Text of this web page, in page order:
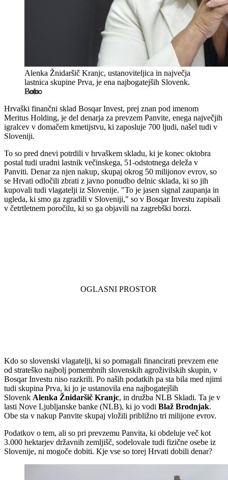
Alenka Žnidaršič Kranjc, ustanoviteljica in največja
lastnica skupine Prva, je ena najbogatejših Slovenk.
Bobo
Hrvaški finančni sklad Bosqar Invest, prej znan pod imenom
Meritus Holding, je del denarja za prevzem Panvite, enega največjih
igralcev v domačem kmetijstvu, ki zaposluje 700 ljudi, našel tudi v
Sloveniji.
To so pred dnevi potrdili v hrvaškem skladu, ki je konec oktobra
postal tudi uradni lastnik večinskega, 51-odstotnega deleža v
Panviti. Denar za njen nakup, skupaj okrog 50 milijonov evrov, so
se Hrvati odločili zbrati z javno ponudbo delnic sklada, ki so jih
kupovali tudi vlagatelji iz Slovenije. "To je jasen signal zaupanja in
ugleda, ki smo ga zgradili v Sloveniji," so v Bosqar Investu zapisali
v četrtletnem poročilu, ki so ga objavili na zagrebški borzi.
Kdo so slovenski vlagatelji, ki so pomagali financirati prevzem ene
od strateško najbolj pomembnih slovenskih agroživilskih skupin, v
Bosqar Investu niso razkrili. Po naših podatkih pa sta bila med njimi
tudi skupina Prva, ki jo je ustanovila ena najbogatejših
Slovenk Alenka Žnidaršič Kranjc, in družba NLB Skladi. Ta je v
lasti Nove Ljubljanske banke (NLB), ki jo vodi Blaž Brodnjak.
Obe sta v nakup Panvite skupaj vložili približno tri milijone evrov.
Podatkov o tem, ali so pri prevzemu Panvita, ki obdeluje več kot
3.000 hektarjev državnih zemljišč, sodelovale tudi fizične osebe iz
Slovenije, ni mogoče dobiti. Kje vse so torej Hrvati dobili denar?